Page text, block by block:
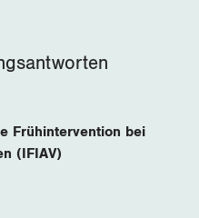
Frühintervention bei
(IFIAV)